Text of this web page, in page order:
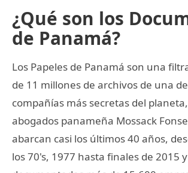
¿Qué son los
de Panamá?
Los Papeles de Panamá son una
de 11 millones de archivos de una
compañías más secretas del
abogados panameña Mossack
abarcan casi los últimos 40 años,
los 70's, 1977 hasta finales de 2015